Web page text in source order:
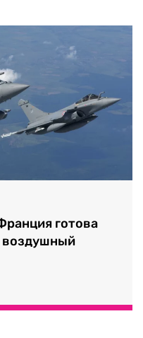
готова
воздушный